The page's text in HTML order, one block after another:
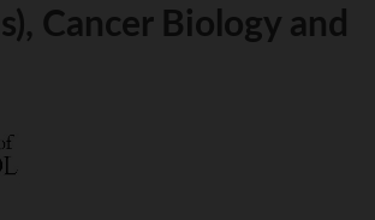
Cancer Biology and